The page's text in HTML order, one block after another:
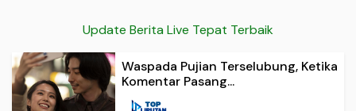
Update Berita Live Tepat Terbaik
Waspada Pujian Terselubung, Ketika
Komentar Pasang...